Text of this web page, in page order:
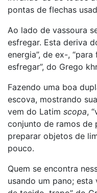
pontas de flechas
Ao lado de vassoura
esfregar. Esta deriva
energia”, de ex-, “para
esfregar”, do Grego
Fazendo uma boa
escova, mostrando
vem do Latim scopa,
conjunto de ramos de
preparar objetos de
pouco.
Quem se encontra
usando um pano; esta